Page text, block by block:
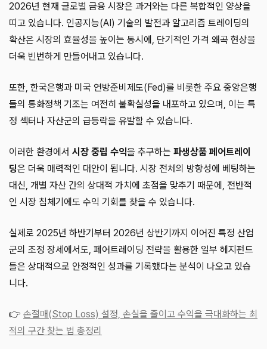
2026년 현재 글로벌 금융 시장은 과거와는 다른 복합적인 양상을
띠고 있습니다. 인공지능(AI) 기술의 발전과 알고리즘 트레이딩의
확산은 시장의 효율성을 높이는 동시에, 단기적인 가격 왜곡 현상을
더욱 빈번하게 만들어내고 있습니다.
또한, 한국은행과 미국 연방준비제도(Fed)를 비롯한 주요 중앙은행
들의 통화정책 기조는 여전히 불확실성을 내포하고 있으며, 이는 특
정 섹터나 자산군의 급등락을 유발할 수 있습니다.
이러한 환경에서 시장 중립 수익을 추구하는 파생상품 페어트레이
딩은 더욱 매력적인 대안이 됩니다. 시장 전체의 방향성에 베팅하는
대신, 개별 자산 간의 상대적 가치에 초점을 맞추기 때문에, 전반적
인 시장 침체기에도 수익 기회를 찾을 수 있습니다.
실제로 2025년 하반기부터 2026년 상반기까지 이어진 특정 산업
군의 조정 장세에서도, 페어트레이딩 전략을 활용한 일부 헤지펀드
들은 상대적으로 안정적인 성과를 기록했다는 분석이 나오고 있습
니다.
👉 손절매(Stop Loss) 설정, 손실을 줄이고 수익을 극대화하는 최
적의 구간 찾는 법 총정리